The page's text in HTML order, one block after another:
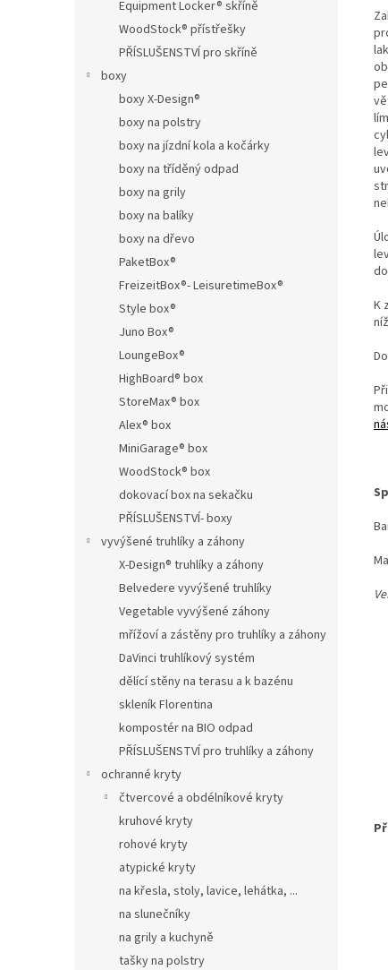
Equipment Locker® skříně
WoodStock® přístřešky
PŘÍSLUŠENSTVÍ pro skříně
boxy
boxy X-Design®
boxy na polstry
boxy na jízdní kola a kočárky
boxy na tříděný odpad
boxy na grily
boxy na balíky
boxy na dřevo
PaketBox®
FreizeitBox®- LeisuretimeBox®
Style box®
Juno Box®
LoungeBox®
HighBoard® box
StoreMax® box
Alex® box
MiniGarage® box
WoodStock® box
dokovací box na sekačku
PŘÍSLUŠENSTVÍ- boxy
vyvýšené truhlíky a záhony
X-Design® truhlíky a záhony
Belvedere vyvýšené truhlíky
Vegetable vyvýšené záhony
mřížoví a zástěny pro truhlíky a záhony
DaVinci truhlíkový systém
dělící stěny na terasu a k bazénu
skleník Florentina
kompostér na BIO odpad
PŘÍSLUŠENSTVÍ pro truhlíky a záhony
ochranné kryty
čtvercové a obdélníkové kryty
kruhové kryty
rohové kryty
atypické kryty
na křesla, stoly, lavice, lehátka, ...
na slunečníky
na grily a kuchyně
tašky na polstry
K